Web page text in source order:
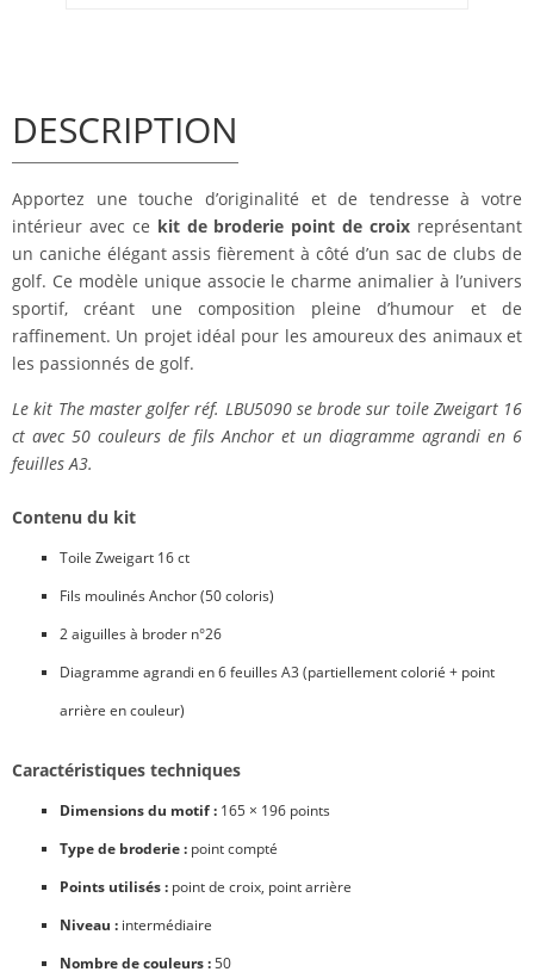
DESCRIPTION
Apportez une touche d’originalité et de tendresse à votre
intérieur avec ce kit de broderie point de croix représentant
un caniche élégant assis fièrement à côté d’un sac de clubs de
golf. Ce modèle unique associe le charme animalier à l’univers
sportif, créant une composition pleine d’humour et de
raffinement. Un projet idéal pour les amoureux des animaux et
les passionnés de golf.
Le kit The master golfer réf. LBU5090 se brode sur toile Zweigart 16
ct avec 50 couleurs de fils Anchor et un diagramme agrandi en 6
feuilles A3.
Contenu du kit
Toile Zweigart 16 ct
Fils moulinés Anchor (50 coloris)
2 aiguilles à broder n°26
Diagramme agrandi en 6 feuilles A3 (partiellement colorié + point
arrière en couleur)
Caractéristiques techniques
Dimensions du motif : 165 × 196 points
Type de broderie : point compté
Points utilisés : point de croix, point arrière
Niveau : intermédiaire
Nombre de couleurs :50